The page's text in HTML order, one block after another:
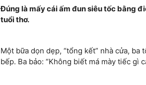
Đúng là mấy cái ấm đun siêu tốc bằng
tuổi thơ.
Một bữa dọn dẹp, “tổng kết” nhà cửa,
bếp. Ba bảo: “Không biết má mày tiếc gì